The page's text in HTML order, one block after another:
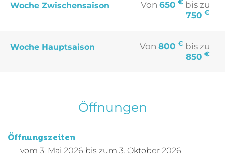
Woche Zwischensaison Von 650 € bis zu
750 €
Woche Hauptsaison Von 800 € bis zu
850 €
Öffnungen
Öffnungszeiten
vom 3. Mai 2026 bis zum 3. Oktober 2026